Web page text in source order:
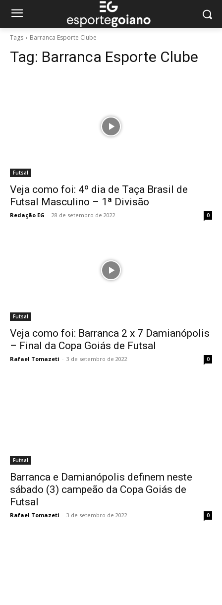
Tags Barranca Esporte Clube
Tag: Barranca Esporte Clube
Futsal
Veja como foi: 4º dia de Taça Brasil de
Futsal Masculino – 1ª Divisão
Redação EG - 28 de setembro de 2022 0
Futsal
Veja como foi: Barranca 2 x 7 Damianópolis
– Final da Copa Goiás de Futsal
Rafael Tomazeti - 3 de setembro de 2022 0
Futsal
Barranca e Damianópolis definem neste
sábado (3) campeão da Copa Goiás de
Futsal
Rafael Tomazeti - 3 de setembro de 2022 0